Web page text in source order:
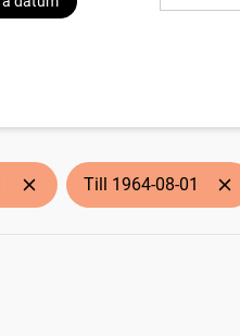
Till 1964-08-01